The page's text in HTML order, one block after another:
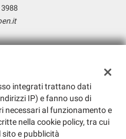
integrati trattano dati
IP) e fanno uso di
necessari al funzionamento e
nella cookie policy, tra cui
e pubblicità